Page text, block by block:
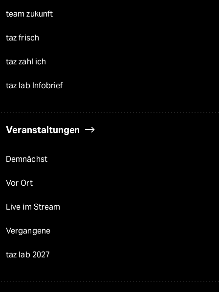
team zukunft
taz frisch
taz zahl ich
taz lab Infobrief
Veranstaltungen
Demnächst
Vor Ort
Live im Stream
Vergangene
taz lab 2027